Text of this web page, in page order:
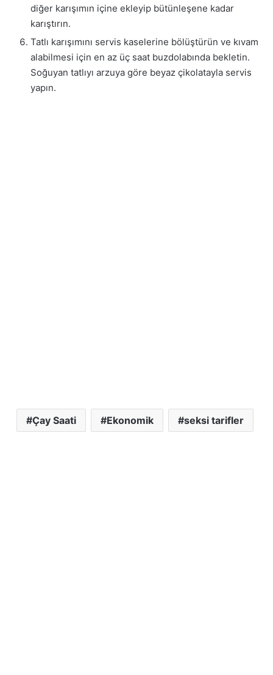
diğer karışımın içine ekleyip bütünleşene kadar
karıştırın.
Tatlı karışımını servis kaselerine bölüştürün ve kıvam
alabilmesi için en az üç saat buzdolabında bekletin.
Soğuyan tatlıyı arzuya göre beyaz çikolatayla servis
yapın.
Çay Saati Ekonomik seksi tarifler